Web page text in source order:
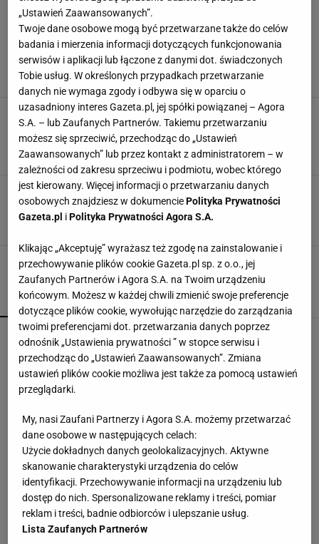
TRUNEK
Nie tylko do jaj i buraczków! Zanurz składnik w
domowym trunku, medykament na wagę złota
gwarantowany
CHRZAN NALEWKA NALEWKI
Likier jajeczny - przepis na holenderski
specjał. Idealny na Boże Narodzenie, ale trzeba
go zrobić 21 dni wcześniej
ADWOKAT ALKOHOL BOŻE NARODZENIE
Ajerkoniak: składniki i przygotowanie. Do
czego podawać ajerkoniak?
ADVOCAAT ALKOHOL JAJKA
POPULARNE NAJNOWSZE
Biorę cukinię i ziemniaki. Powstaje obiad, który
znika w mig
Nie czekaj, aż będzie za późno. To może
oznaczać, że szkoła przestała służyć dziecku
MATERIAŁ PROMOCYJNY
Masz czerstwy chleb? Daj szklankę i zrób
chłodnik lepszy od litewskiego
„Ustawień Zaawansowanych”.
Twoje dane osobowe mogą być przetwarzane także do celów
badania i mierzenia informacji dotyczących funkcjonowania
serwisów i aplikacji lub łączone z danymi dot. świadczonych
Tobie usług. W określonych przypadkach przetwarzanie
danych nie wymaga zgody i odbywa się w oparciu o
uzasadniony interes Gazeta.pl, jej spółki powiązanej – Agora
S.A. – lub Zaufanych Partnerów. Takiemu przetwarzaniu
możesz się sprzeciwić, przechodząc do „Ustawień
Zaawansowanych” lub przez kontakt z administratorem – w
zależności od zakresu sprzeciwu i podmiotu, wobec którego
jest kierowany. Więcej informacji o przetwarzaniu danych
osobowych znajdziesz w dokumenciePolityka Prywatności
Gazeta.pl iPolityka Prywatności Agora S.A.
Klikając „Akceptuję” wyrażasz też zgodę na zainstalowanie i
przechowywanie plików cookie Gazeta.pl sp. z o.o., jej
Zaufanych Partnerów i Agora S.A. na Twoim urządzeniu
końcowym. Możesz w każdej chwili zmienić swoje preferencje
dotyczące plików cookie, wywołując narzędzie do zarządzania
twoimi preferencjami dot. przetwarzania danych poprzez
odnośnik „Ustawienia prywatności ” w stopce serwisu i
przechodząc do „Ustawień Zaawansowanych”. Zmiana
ustawień plików cookie możliwa jest także za pomocą ustawień
przeglądarki.
My, nasi Zaufani Partnerzy i Agora S.A. możemy przetwarzać
dane osobowe w następujących celach:
Użycie dokładnych danych geolokalizacyjnych. Aktywne
skanowanie charakterystyki urządzenia do celów
identyfikacji. Przechowywanie informacji na urządzeniu lub
dostęp do nich. Spersonalizowane reklamy i treści, pomiar
reklam i treści, badnie odbiorców i ulepszanie usług.
Lista Zaufanych Partnerów